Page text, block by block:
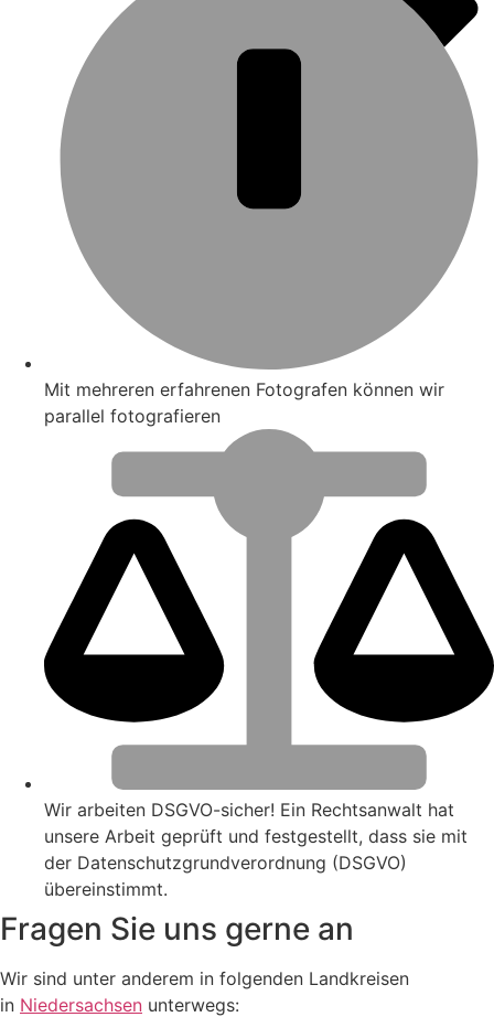
Mit mehreren erfahrenen Fotografen können wir
parallel fotografieren
Wir arbeiten DSGVO-sicher! Ein Rechtsanwalt hat
unsere Arbeit geprüft und festgestellt, dass sie mit
der Datenschutzgrundverordnung (DSGVO)
übereinstimmt.
Fragen Sie uns gerne an
Wir sind unter anderem in folgenden Landkreisen
in Niedersachsen unterwegs: